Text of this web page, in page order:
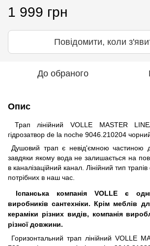
1 999 грн
Повідомити, коли
До обраного
Опис
Трап лінійний VOLLE MASTER
гідрозатвор de la noche 9046.210204
Душовий трап є невід'ємною частиною
завдяки якому вода не залишається на
в каналізаційний канал. Лінійний тип
потрібних в наш час.
Іспанська компанія VOLLE є
виробників сантехніки. Крім меблів
кераміки різних видів, компанія
різної довжини.
Горизонтальний трап лінійний VOLLE